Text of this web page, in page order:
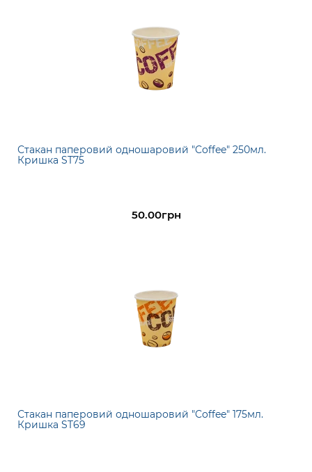
Стакан паперовий одношаровий "Coffee" 250мл.
Кришка ST75
50.00грн
Стакан паперовий одношаровий "Coffee" 175мл.
Кришка ST69